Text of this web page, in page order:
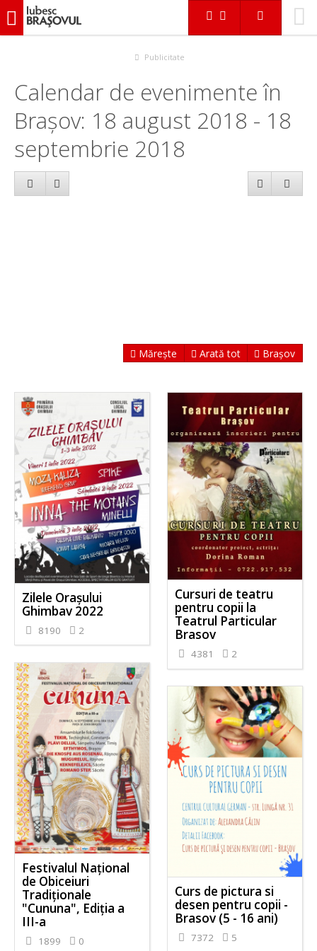
iubescbraşovul.ro
Publicitate
Calendar de evenimente în
Brașov: 18 august 2018 - 18
septembrie 2018
Mărește Arată tot Brașov
Zilele Orașului
Ghimbav 2022
8190 2
Cursuri de teatru
pentru copii la
Teatrul Particular
Brasov
4381 2
Festivalul Naţional
de Obiceiuri
Tradiţionale
"Cununa", Ediţia a
III-a
1899 0
Curs de pictura si
desen pentru copii -
Brasov (5 - 16 ani)
7372 5